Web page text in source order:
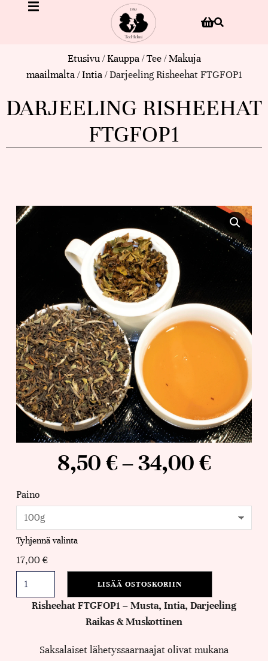
Etusivu/Kauppa/Tee/Makuja
maailmalta/Intia/ Darjeeling Risheehat FTGFOP1
DARJEELING RISHEEHAT
FTGFOP1
8,50€–34,00€
Paino
Tyhjennä valinta
17,00€
LISÄÄ OSTOSKORIIN
Risheehat FTGFOP1 – Musta, Intia, Darjeeling
Raikas & Muskottinen
Saksalaiset lähetyssaarnaajat olivat mukana